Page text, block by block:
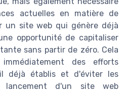
actuelles en matière de
un site web qui génère déjà
opportunité de capitaliser
sans partir de zéro. Cela
des efforts
déjà établis et d'éviter les
lancement d'un site web